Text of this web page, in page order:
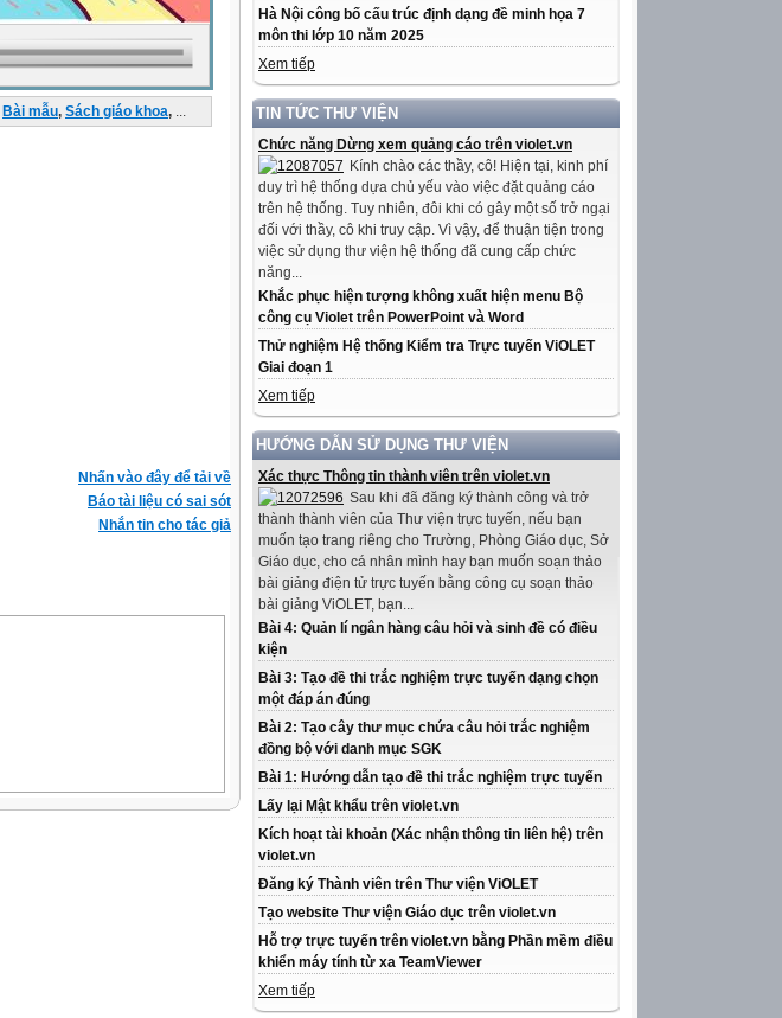
Hà Nội công bố cấu trúc định dạng đề minh họa 7
môn thi lớp 10 năm 2025
Xem tiếp
TIN TỨC THƯ VIỆN
Chức năng Dừng xem quảng cáo trên violet.vn
Kính chào các thầy, cô! Hiện tại, kinh phí
duy trì hệ thống dựa chủ yếu vào việc đặt quảng cáo
trên hệ thống. Tuy nhiên, đôi khi có gây một số trở ngại
đối với thầy, cô khi truy cập. Vì vậy, để thuận tiện trong
việc sử dụng thư viện hệ thống đã cung cấp chức
năng...
Khắc phục hiện tượng không xuất hiện menu Bộ
công cụ Violet trên PowerPoint và Word
Thử nghiệm Hệ thống Kiểm tra Trực tuyến ViOLET
Giai đoạn 1
Xem tiếp
HƯỚNG DẪN SỬ DỤNG THƯ VIỆN
Xác thực Thông tin thành viên trên violet.vn
Sau khi đã đăng ký thành công và trở
thành thành viên của Thư viện trực tuyến, nếu bạn
muốn tạo trang riêng cho Trường, Phòng Giáo dục, Sở
Giáo dục, cho cá nhân mình hay bạn muốn soạn thảo
bài giảng điện tử trực tuyến bằng công cụ soạn thảo
bài giảng ViOLET, bạn...
Bài 4: Quản lí ngân hàng câu hỏi và sinh đề có điều
kiện
Bài 3: Tạo đề thi trắc nghiệm trực tuyến dạng chọn
một đáp án đúng
Bài 2: Tạo cây thư mục chứa câu hỏi trắc nghiệm
đồng bộ với danh mục SGK
Bài 1: Hướng dẫn tạo đề thi trắc nghiệm trực tuyến
Lấy lại Mật khẩu trên violet.vn
Kích hoạt tài khoản (Xác nhận thông tin liên hệ) trên
violet.vn
Đăng ký Thành viên trên Thư viện ViOLET
Tạo website Thư viện Giáo dục trên violet.vn
Hỗ trợ trực tuyến trên violet.vn bằng Phần mềm điều
khiển máy tính từ xa TeamViewer
Xem tiếp
Bài mẫu, Sách giáo khoa, ...
Nhấn vào đây để tải về
Báo tài liệu có sai sót
Nhắn tin cho tác giả